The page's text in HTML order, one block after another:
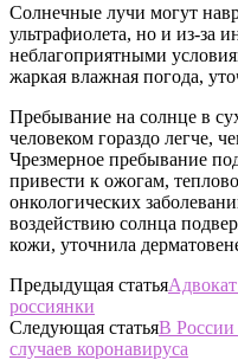
Солнечные лучи могут
ультрафиолета, но и из-за
неблагоприятными
жаркая влажная погода,
Пребывание на солнце в
человеком гораздо легче,
Чрезмерное пребывание
привести к ожогам,
онкологических
воздействию солнца
кожи, уточнила
Предыдущая статья
россиянки
Следующая статьяВ России
случаев коронавируса